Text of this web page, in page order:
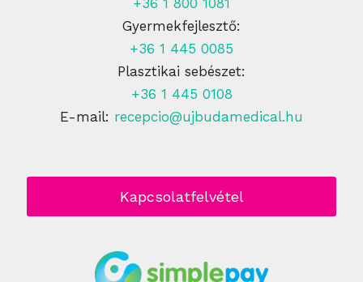
Gyermekfejlesztő:
+36 1 445 0085
Plasztikai sebészet:
+36 1 445 0108
E-mail: recepcio@ujbudamedical.hu
Kapcsolatfelvétel